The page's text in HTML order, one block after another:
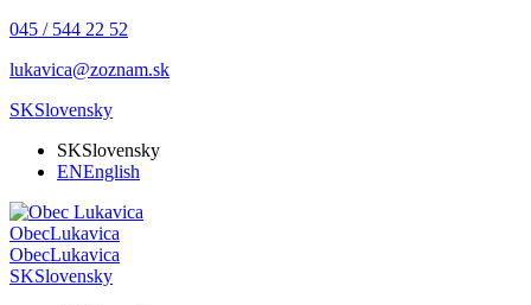
045 / 544 22 52
lukavica@zoznam.sk
SKSlovensky
SKSlovensky
ENEnglish
ObecLukavica
ObecLukavica
SKSlovensky